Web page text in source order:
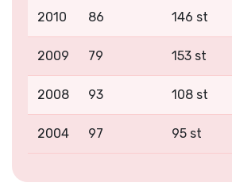
2010 86 146 st
2009 79 153 st
2008 93 108 st
2004 97 95 st